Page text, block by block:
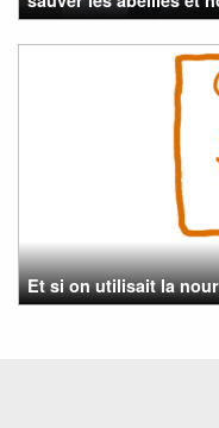
Et si on utilisait la